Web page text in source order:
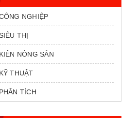
NGHIỆP
THỊ
NÔNG SẢN
THUẬT
TÍCH